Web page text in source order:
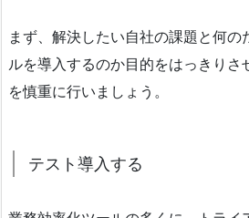
まず、解決したい自社の課題と何の
ルを導入するのか目的をはっきりさ
を慎重に行いましょう。
テスト導入する